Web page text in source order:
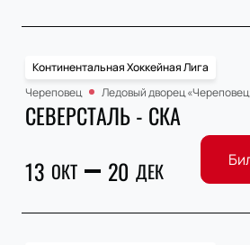
Континентальная Хоккейная Лига
Череповец
Ледовый дворец
СЕВЕРСТАЛЬ - СКА
13 ОКТ 20 ДЕК